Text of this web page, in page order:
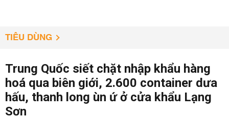
TIÊU DÙNG
Trung Quốc siết chặt nhập khẩu hàng
hoá qua biên giới, 2.600 container dưa
hấu, thanh long ùn ứ ở cửa khẩu Lạng
Sơn